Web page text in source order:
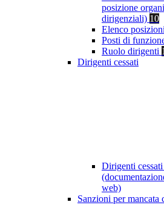
posizione
dirigenziali) 10
Elenco
Posti di
Ruolo dirigenti 1
Dirigenti cessati
Dirigenti
web)
Sanzioni per mancata